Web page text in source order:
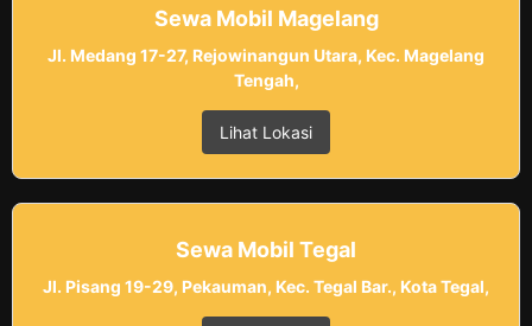
Sewa Mobil Magelang
Jl. Medang 17-27, Rejowinangun Utara, Kec. Magelang
Tengah,
Lihat Lokasi
Sewa Mobil Tegal
Jl. Pisang 19-29, Pekauman, Kec. Tegal Bar., Kota Tegal,